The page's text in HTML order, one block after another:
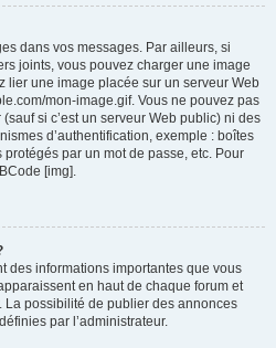
dans vos messages. Par ailleurs, si
joints, vous pouvez charger une image
lier une image placée sur un serveur Web
mon-image.gif. Vous ne pouvez pas
si c’est un serveur Web public) ni des
d’authentification, exemple : boîtes
par un mot de passe, etc. Pour
[img].
des informations importantes que vous
en haut de chaque forum et
La possibilité de publier des annonces
par l’administrateur.